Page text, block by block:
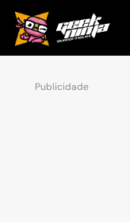
Publicidade